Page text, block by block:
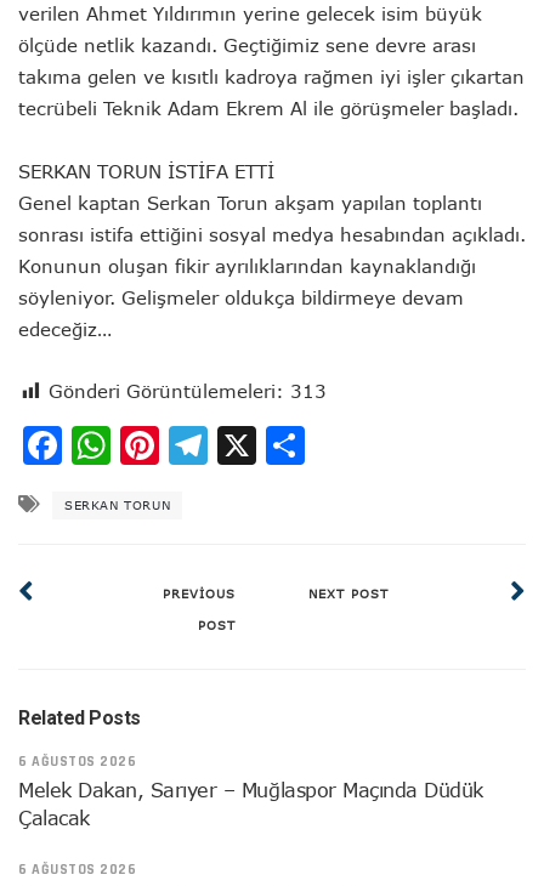
verilen Ahmet Yıldırımın yerine gelecek isim büyük
ölçüde netlik kazandı. Geçtiğimiz sene devre arası
takıma gelen ve kısıtlı kadroya rağmen iyi işler çıkartan
tecrübeli Teknik Adam Ekrem Al ile görüşmeler başladı.
SERKAN TORUN İSTİFA ETTİ
Genel kaptan Serkan Torun akşam yapılan toplantı
sonrası istifa ettiğini sosyal medya hesabından açıkladı.
Konunun oluşan fikir ayrılıklarından kaynaklandığı
söyleniyor. Gelişmeler oldukça bildirmeye devam
edeceğiz…
Gönderi Görüntülemeleri: 313
Facebook
WhatsApp
Pinterest
Telegram
X
SERKAN TORUN
PREVIOUS
POST
NEXT POST
Related Posts
6 AĞUSTOS 2026
Melek Dakan, Sarıyer – Muğlaspor Maçında Düdük
Çalacak
6 AĞUSTOS 2026